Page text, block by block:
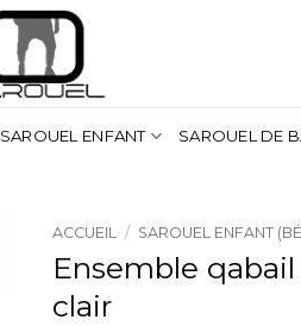
SAROUEL ENFANT SAROUEL DE
ACCUEIL / SAROUEL ENFANT
Ensemble
clair